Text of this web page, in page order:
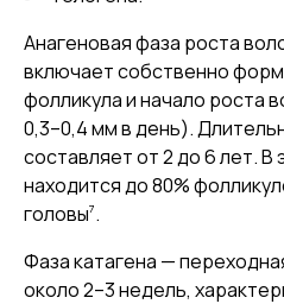
Анагеновая фаза роста
включает собственно
фолликула и начало роста
0,3–0,4 мм в день).
составляет от 2 до 6 лет.
находится до 80%
головы7.
Фаза катагена —
около 2–3 недель,